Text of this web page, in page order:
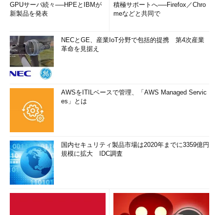
GPUサーバ続々──HPEとIBMが
新製品を発表
積極サポートへ──Firefox／Chro
meなどと共同で
NECとGE、産業IoT分野で包括的提携 第4次産業
革命を見据え
AWSをITILベースで管理、「AWS Managed Servic
es」とは
国内セキュリティ製品市場は2020年までに3359億円
規模に拡大 IDC調査